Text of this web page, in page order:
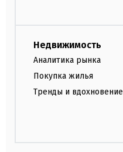
Недвижимость
Аналитика рынка
Покупка жилья
Тренды и вдохновение